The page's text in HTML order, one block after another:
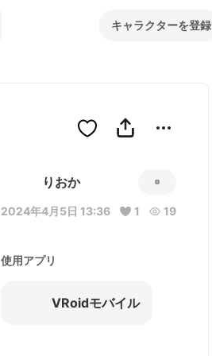
キャラクターを登録
りおか
2024年4月5日 13:36 1 19
使用アプリ
VRoidモバイル